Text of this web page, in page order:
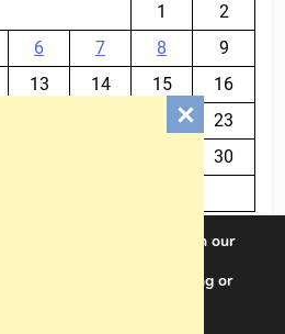
1
2
6 7 8
9
13 14 15
16
23
30
you the best experience on our
which cookies we are using or